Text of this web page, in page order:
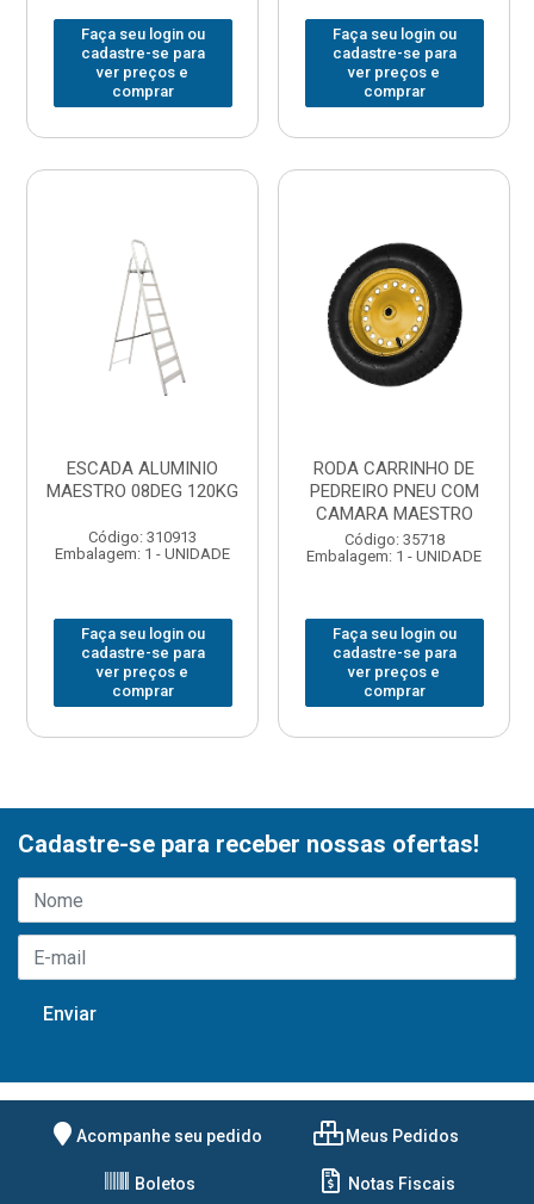
Faça seu login ou
cadastre-se para
ver preços e
comprar
Faça seu login ou
cadastre-se para
ver preços e
comprar
ESCADA ALUMINIO
MAESTRO 08DEG 120KG
Código: 310913
Embalagem: 1 - UNIDADE
Faça seu login ou
cadastre-se para
ver preços e
comprar
RODA CARRINHO DE
PEDREIRO PNEU COM
CAMARA MAESTRO
Código: 35718
Embalagem: 1 - UNIDADE
Faça seu login ou
cadastre-se para
ver preços e
comprar
Cadastre-se para receber nossas ofertas!
Acompanhe seu pedido Meus Pedidos
Boletos Notas Fiscais